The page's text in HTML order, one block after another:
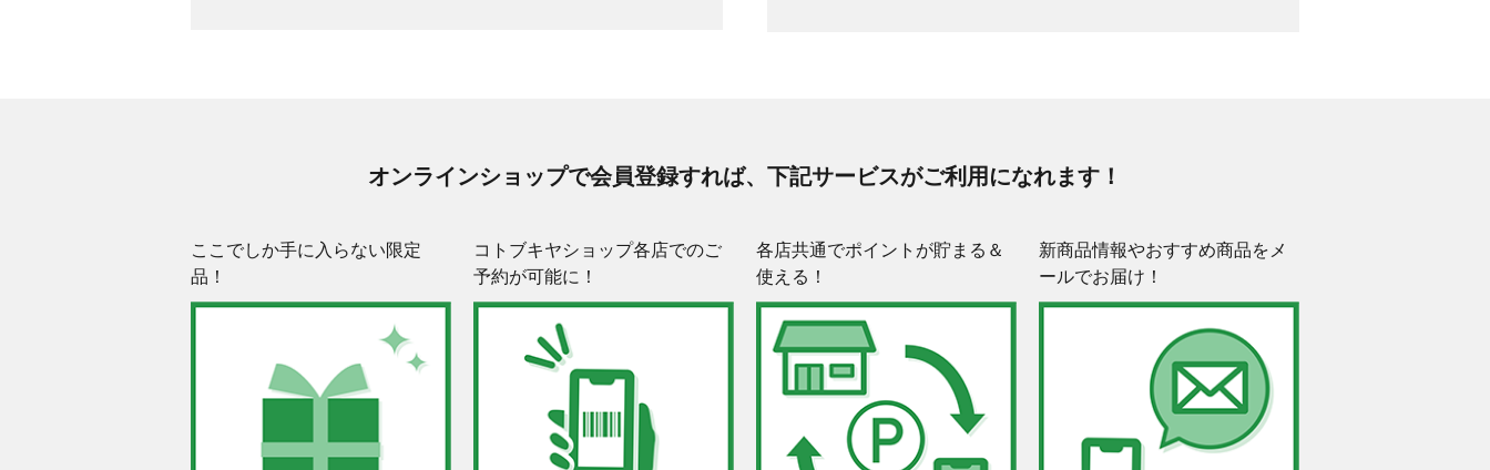
オンラインショップで会員登録すれば、下記サービスがご利用になれます！
ここでしか手に入らない限定
品！
コトブキヤショップ各店でのご
予約が可能に！
各店共通でポイントが貯まる＆
使える！
新商品情報やおすすめ商品をメ
ールでお届け！